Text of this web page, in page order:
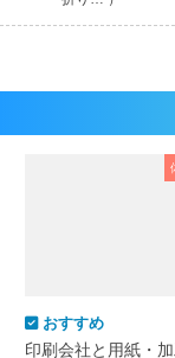
おすすめ
印刷会社と用紙・